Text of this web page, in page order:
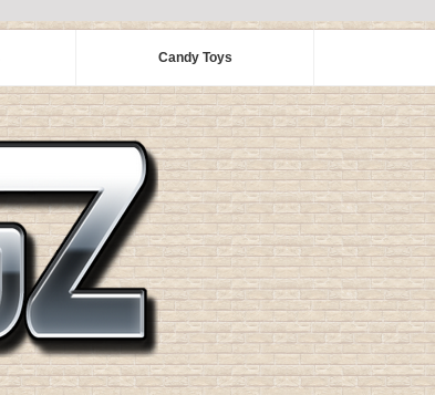
Candy Toys